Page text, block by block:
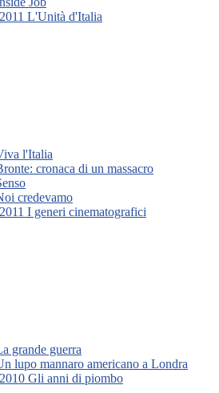
L'Unità d'Italia
l'Italia
cronaca di un massacro
credevamo
I generi cinematografici
grande guerra
lupo mannaro americano a Londra
Gli anni di piombo